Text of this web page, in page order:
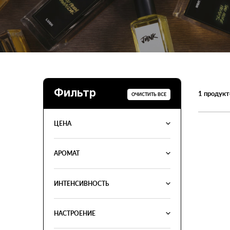
Фильтр
ЦЕНА
АРОМАТ
ИНТЕНСИВНОСТЬ
НАСТРОЕНИЕ
ОЧИСТИТЬ ВСЕ 1